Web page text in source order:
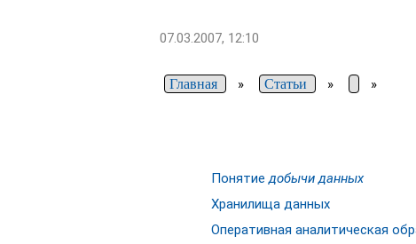
07.03.2007, 12:10
Главная » Статьи » »
Понятиедобычи данных
Хранилища данных
Оперативная аналитическая